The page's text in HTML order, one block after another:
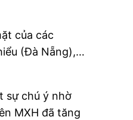
của các
(Đà Nẵng),…
sự chú ý nhờ
MXH đã tăng